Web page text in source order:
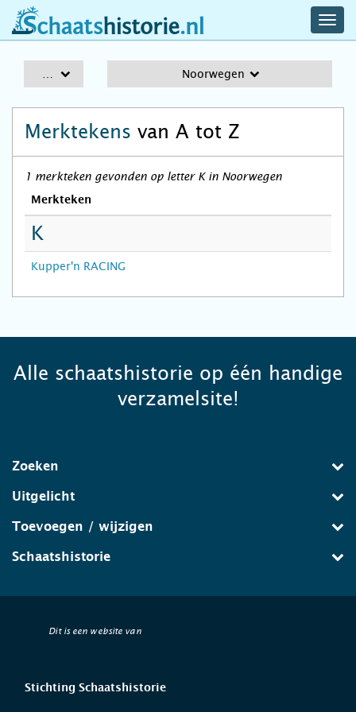
schaatshistorie.nl
Noorwegen
Merktekens van A tot Z
1 merkteken gevonden op letter K in Noorwegen
Merkteken
K
Kupper'n RACING
Alle schaatshistorie op één handige
verzamelsite!
Zoeken
Uitgelicht
Toevoegen / wijzigen
Schaatshistorie
Dit is een website van
Stichting Schaatshistorie